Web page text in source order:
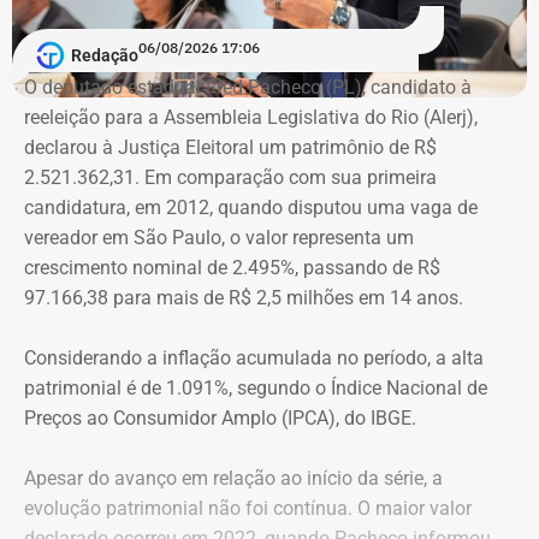
agressões”, argumentou.
A atriz foi a primeira mulher a receber o benefício do
“botão do pânico”, ferramenta criada em 2019 pela
Polícia Militar do Rio. O objeto é conectado a uma
tornozeleira eletrônica usada pelo agressor. Em caso de
aproximação, a central de monitoramento é acionada e
entra em contato com a vítima e o agressor por telefone.
Na declaração apresentada em 2018, quando terminou a
eleição como suplente, Elton Cristo informou possuir três
veículos, um consórcio não contemplado e depósitos em
conta corrente, totalizando R$ 378,4 mil.
Quatro anos depois, nas eleições de 2022, quando voltou
a disputar uma vaga na Assembleia Legislativa (Alerj) e
novamente ficou como suplente, o patrimônio declarado
saltou para R$ 1.658.540,00. Na ocasião, os bens
mil, uma chácara de R$ 400 mil, dois veículos que
somavam R$ 647,3 mil e participações societárias em
empresas do ramo de alimentação.
Em 2024, quando foi eleito vereador da cidade de Nova
Iguaçu, Elton Cristo declarou R$ 2.317.390,00 em bens,
Redação06/08/2026 17:06
O deputado estadual Fred Pacheco (PL), candidato à
reeleição para a Assembleia Legislativa do Rio (Alerj),
declarou à Justiça Eleitoral um patrimônio de R$
2.521.362,31. Em comparação com sua primeira
candidatura, em 2012, quando disputou uma vaga de
vereador em São Paulo, o valor representa um
crescimento nominal de 2.495%, passando de R$
97.166,38 para mais de R$ 2,5 milhões em 14 anos.
Considerando a inflação acumulada no período, a alta
patrimonial é de 1.091%, segundo o Índice Nacional de
Preços ao Consumidor Amplo (IPCA), do IBGE.
Apesar do avanço em relação ao início da série, a
evolução patrimonial não foi contínua. O maior valor